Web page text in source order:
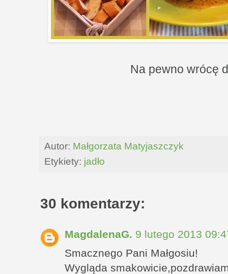
Na pewno wrócę
Autor: Małgorzata Matyjaszczyk
Etykiety: jadło
30 komentarzy:
MagdalenaG. 9 lutego 2013
Smacznego Pani Małgosiu!
Wygląda